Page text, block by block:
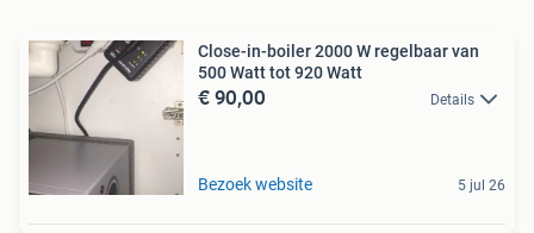
Close-in-boiler 2000 W regelbaar van
500 Watt tot 920 Watt
€ 90,00 Details
Bezoek website 5 jul 26